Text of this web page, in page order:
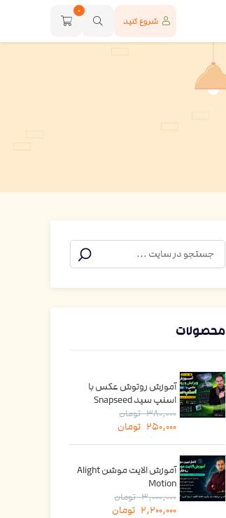
شروع کنید
0
محصولات
آموزش روتوش عکس با
اسنپ سید Snapseed
380,000 تومان
250,000 تومان
آموزش الایت موشن Alight
Motion
3,000,000 تومان
2,200,000 تومان